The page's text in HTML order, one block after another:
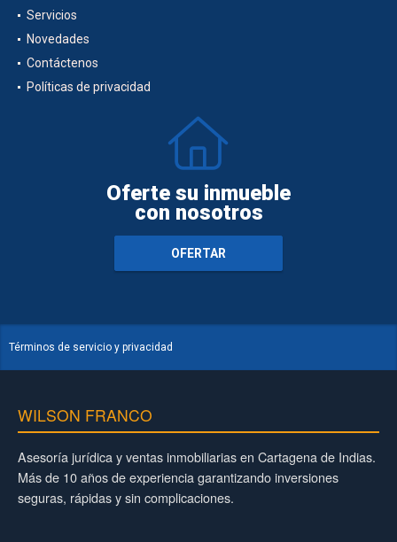
Servicios
Novedades
Contáctenos
Políticas de privacidad
Oferte su inmueble
con nosotros
OFERTAR
Términos de servicio y privacidad
WILSON FRANCO
Asesoría jurídica y ventas inmobiliarias en Cartagena de Indias.
Más de 10 años de experiencia garantizando inversiones
seguras, rápidas y sin complicaciones.